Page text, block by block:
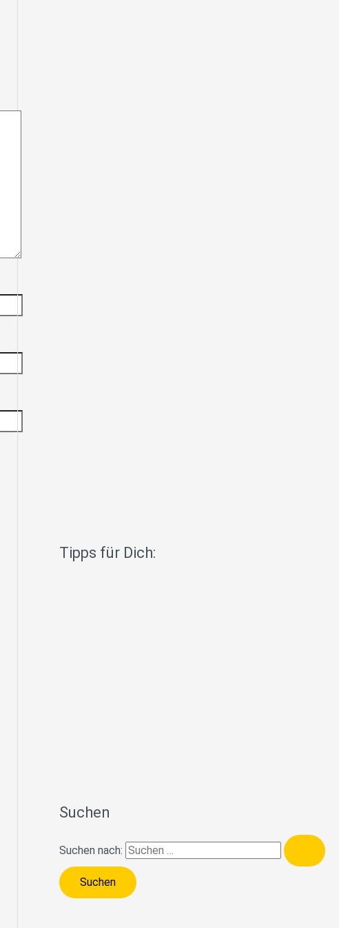
Tipps für Dich:
Suchen
Suchen nach: